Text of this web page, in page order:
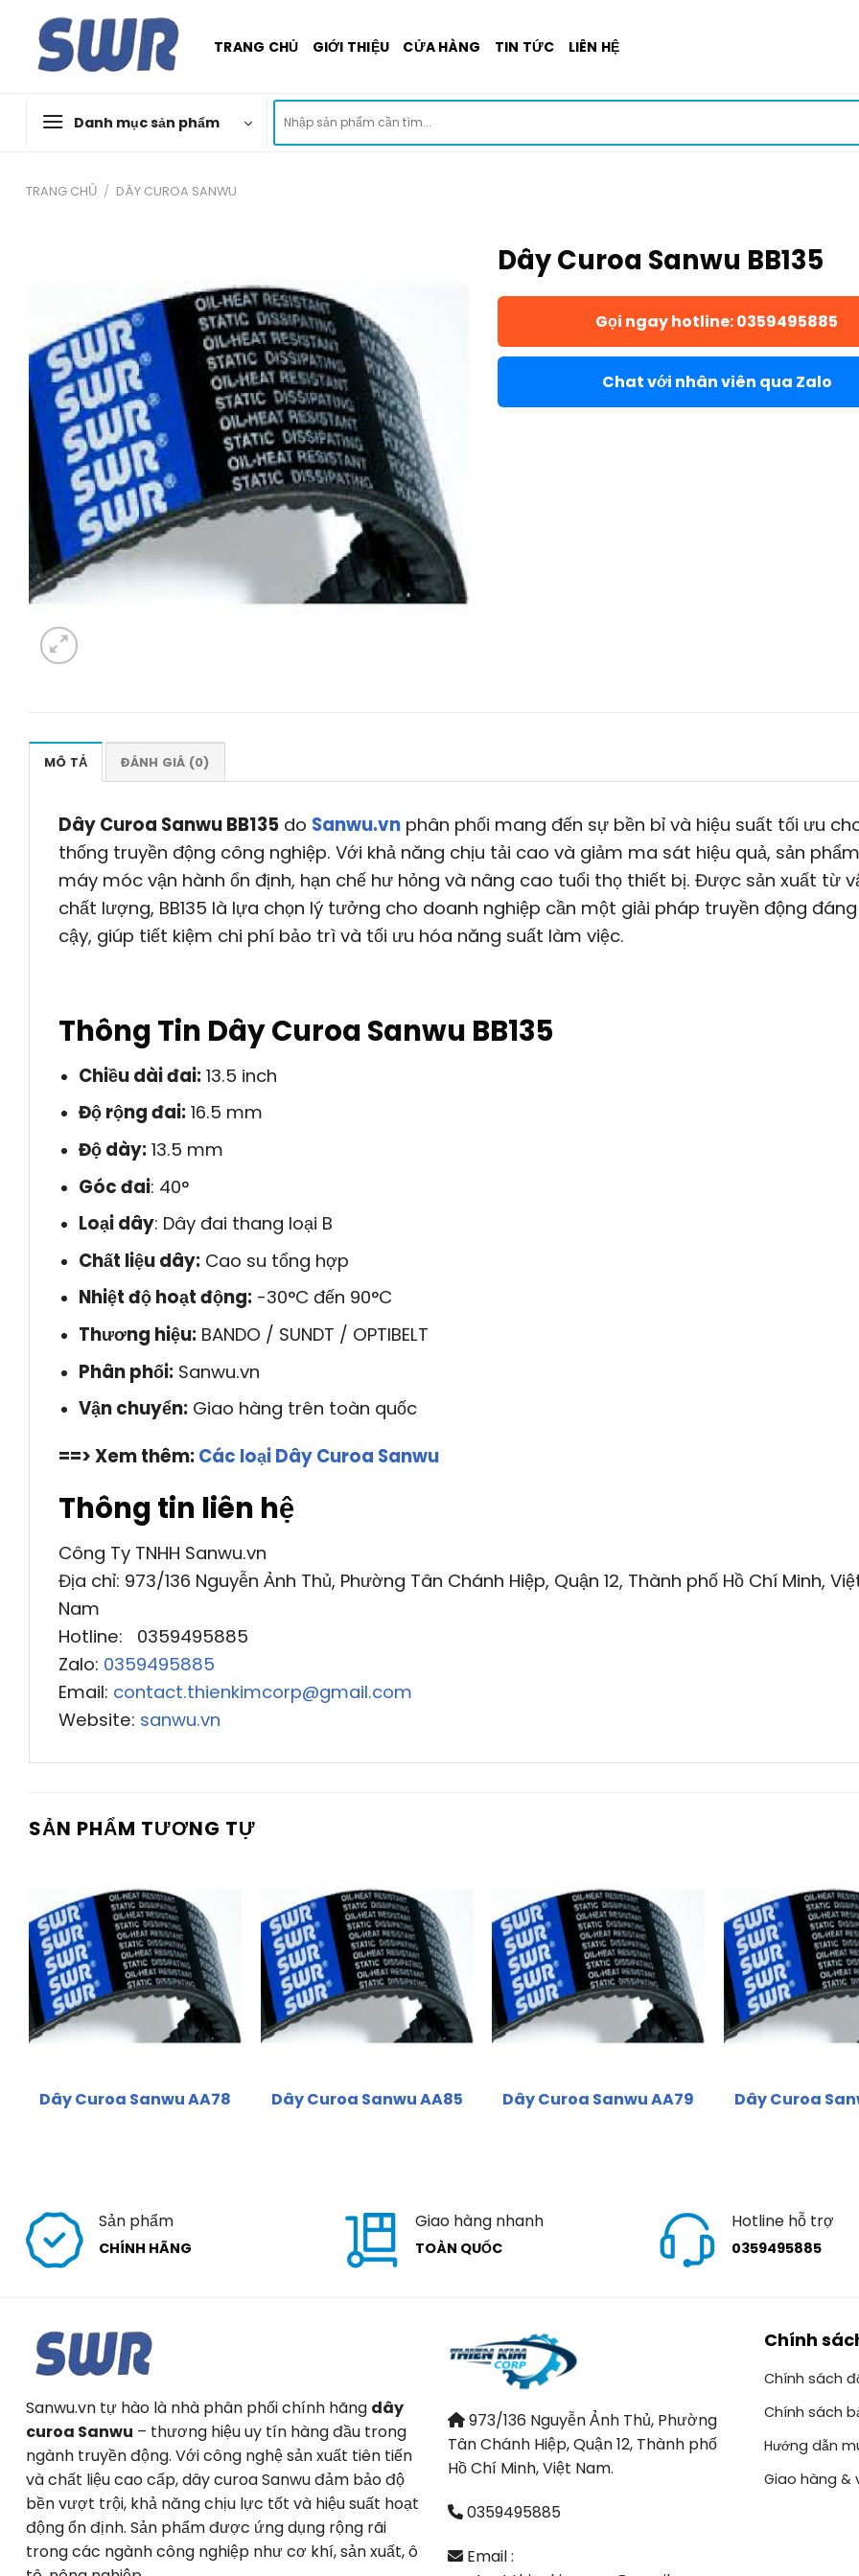
content
TRANG CHỦ GIỚI THIỆU CỬA HÀNG TIN TỨC LIÊN HỆ
Danh mục sản phẩm
kiếm:
TRANG CHỦ / DÂY CUROA SANWU
Dây Curoa Sanwu BB135
Gọi ngay hotline: 0359495885
Chat với nhân viên qua Zalo
MÔ TẢ ĐÁNH GIÁ (0)
Dây Curoa Sanwu BB135 do Sanwu.vn phân phối mang đến sự bền bỉ và hiệu suất tối ưu
thống truyền động công nghiệp. Với khả năng chịu tải cao và giảm ma sát hiệu quả, sản
máy móc vận hành ổn định, hạn chế hư hỏng và nâng cao tuổi thọ thiết bị. Được sản xuất từ
chất lượng, BB135 là lựa chọn lý tưởng cho doanh nghiệp cần một giải pháp truyền động
cậy, giúp tiết kiệm chi phí bảo trì và tối ưu hóa năng suất làm việc.
Thông Tin Dây Curoa Sanwu BB135
Chiều dài đai:13.5 inch
Độ rộng đai:16.5 mm
Độ dày:13.5 mm
Góc đai: 40°
Loại dây: Dây đai thang loại B
Chất liệu dây:Cao su tổng hợp
Nhiệt độ hoạt động:-30°C đến 90°C
Thương hiệu:BANDO / SUNDT / OPTIBELT
Phân phối:Sanwu.vn
Vận chuyển:Giao hàng trên toàn quốc
==> Xem thêm: Các loại Dây Curoa Sanwu
Thông tin liên hệ
Công Ty TNHH Sanwu.vn
Địa chỉ: 973/136 Nguyễn Ảnh Thủ, Phường Tân Chánh Hiệp, Quận 12, Thành phố Hồ Chí Minh,
Nam
Hotline: 0359495885
Zalo: 0359495885
Email: contact.thienkimcorp@gmail.com
Website: sanwu.vn
SẢN PHẨM TƯƠNG TỰ
Dây Curoa Sanwu AA78 Dây Curoa Sanwu AA85 Dây Curoa Sanwu AA79 Dây Curoa
Sản phẩm
CHÍNH HÃNG
Giao hàng nhanh
TOÀN QUỐC
Hotline hỗ trợ
0359495885
Sanwu.vn tự hào là nhà phân phối chính hãng dây
curoa Sanwu – thương hiệu uy tín hàng đầu trong
ngành truyền động. Với công nghệ sản xuất tiên tiến
và chất liệu cao cấp, dây curoa Sanwu đảm bảo độ
bền vượt trội, khả năng chịu lực tốt và hiệu suất hoạt
động ổn định. Sản phẩm được ứng dụng rộng rãi
trong các ngành công nghiệp như cơ khí, sản xuất, ô
973/136 Nguyễn Ảnh Thủ, Phường
Tân Chánh Hiệp, Quận 12, Thành phố
Hồ Chí Minh, Việt Nam.
0359495885
Email :
Chính
Chính sách
Chính sách
Hướng dẫn
Giao hàng &